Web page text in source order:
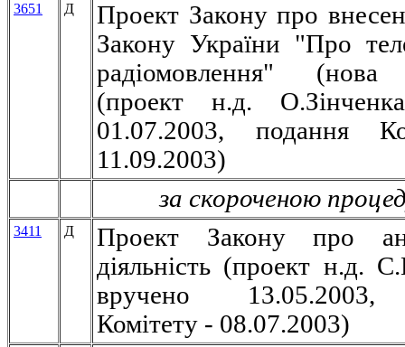
3651 Д
Проект Закону про
Закону України "Про
радіомовлення" (нова
(проект н.д.
01.07.2003, подання
11.09.2003)
за скороченою
3411 Д
Проект Закону про
діяльність (проект н.д.
вручено 13.05.2003,
Комітету - 08.07.2003)